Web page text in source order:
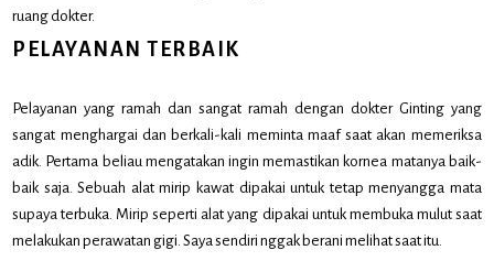
ruang dokter.
PELAYANAN TERBAIK
Pelayanan yang ramah dan sangat ramah dengan dokter Ginting yang
sangat menghargai dan berkali-kali meminta maaf saat akan memeriksa
adik. Pertama beliau mengatakan ingin memastikan kornea matanya baik-
baik saja. Sebuah alat mirip kawat dipakai untuk tetap menyangga mata
supaya terbuka. Mirip seperti alat yang dipakai untuk membuka mulut saat
melakukan perawatan gigi. Saya sendiri nggak berani melihat saat itu.